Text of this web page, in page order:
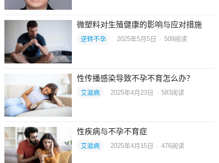
微塑料对生殖健康的影响与应对措施
逆转不孕 2025年5月5日 · 509阅读
性传播感染导致不孕不育怎么办？
艾滋病 2025年4月23日 · 583阅读
性疾病与不孕不育症
艾滋病 2025年4月15日 · 476阅读